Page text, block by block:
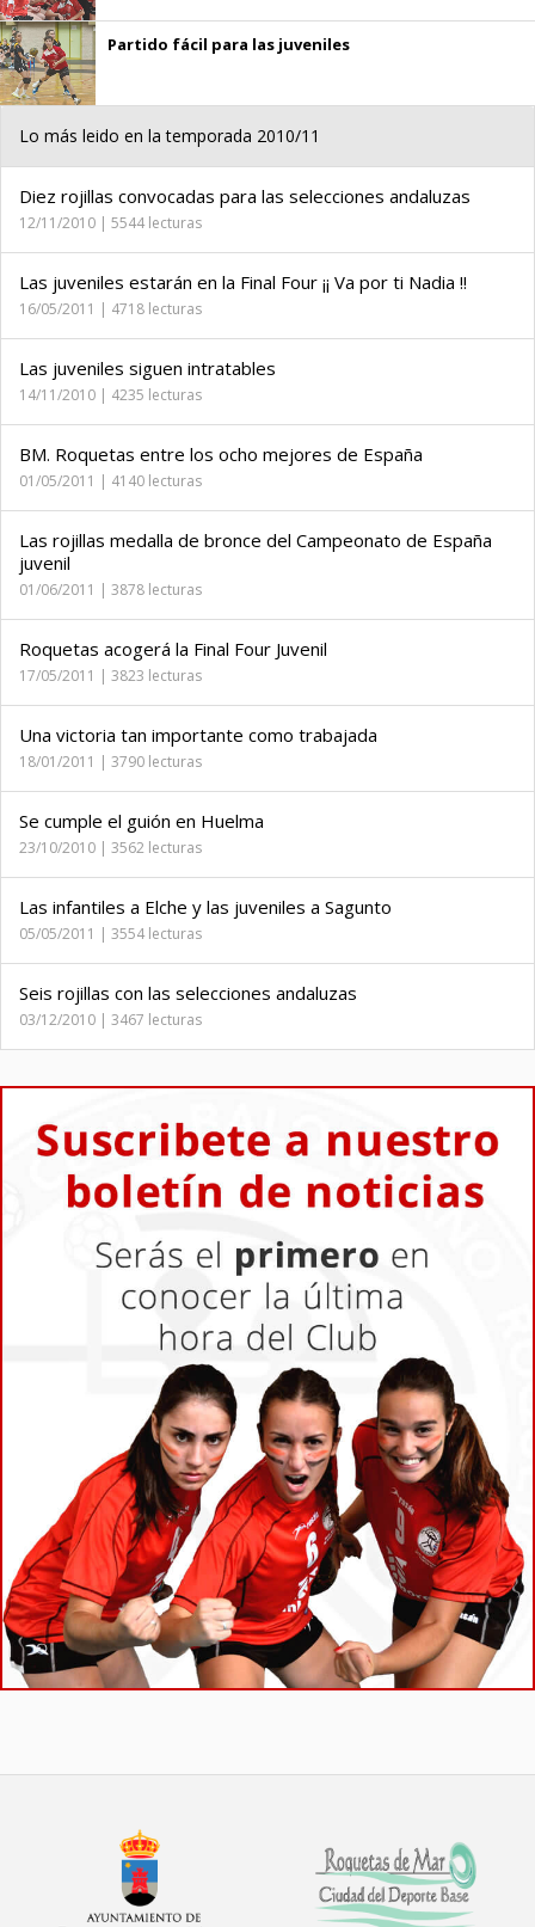
Partido fácil para las juveniles
Lo más leido en la temporada 2010/11
Diez rojillas convocadas para las selecciones andaluzas
12/11/2010 | 5544 lecturas
Las juveniles estarán en la Final Four ¡¡ Va por ti Nadia !!
16/05/2011 | 4718 lecturas
Las juveniles siguen intratables
14/11/2010 | 4235 lecturas
BM. Roquetas entre los ocho mejores de España
01/05/2011 | 4140 lecturas
Las rojillas medalla de bronce del Campeonato de España
juvenil
01/06/2011 | 3878 lecturas
Roquetas acogerá la Final Four Juvenil
17/05/2011 | 3823 lecturas
Una victoria tan importante como trabajada
18/01/2011 | 3790 lecturas
Se cumple el guión en Huelma
23/10/2010 | 3562 lecturas
Las infantiles a Elche y las juveniles a Sagunto
05/05/2011 | 3554 lecturas
Seis rojillas con las selecciones andaluzas
03/12/2010 | 3467 lecturas